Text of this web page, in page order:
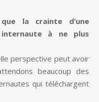
la crainte d’une
internaute à ne plus
perspective peut avoir
beaucoup des
qui téléchargent